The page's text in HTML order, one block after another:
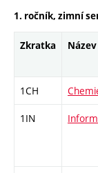
1. ročník, zimní
Zkratka Název
1CH
1IN